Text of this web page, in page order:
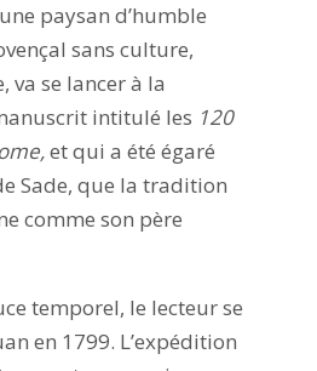
paysan d’humble
sans culture,
va se lancer à la
intitulé les 120
et qui a été égaré
Sade, que la tradition
comme son père
temporel, le lecteur se
en 1799. L’expédition